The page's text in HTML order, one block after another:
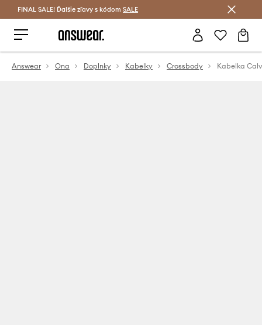
Šetrite s Answear Club >
FINAL SALE! Ďalšie zľavy s kódom SALE
Answear Ona Doplnky Kabelky Crossbody Kabelka